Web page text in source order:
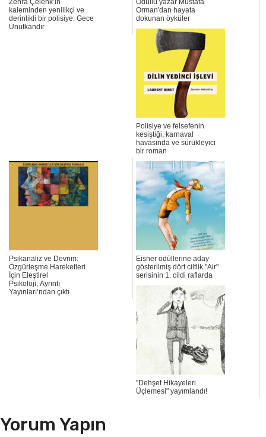
Zehra Çelenk’in
kaleminden yenilikçi ve
derinlikli bir polisiye: Gece
Unutkandır
Ödüllü yazar Mustafa
Orman'dan hayata
dokunan öyküler
Polisiye ve felsefenin
kesiştiği, karnaval
havasında ve sürükleyici
bir roman
Psikanaliz ve Devrim:
Özgürleşme Hareketleri
İçin Eleştirel
Psikoloji, Ayrıntı
Yayınları’ndan çıktı
Eisner ödüllerine aday
gösterilmiş dört ciltlik "Air"
serisinin 1. cildi raflarda
"Dehşet Hikayeleri
Üçlemesi" yayımlandı!
Yorum Yapın